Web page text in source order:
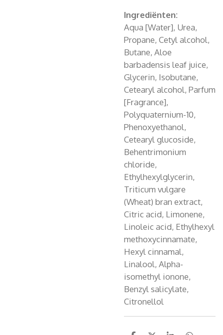
Ingrediënten:
Aqua [Water], Urea,
Propane, Cetyl alcohol,
Butane, Aloe
barbadensis leaf juice,
Glycerin, Isobutane,
Cetearyl alcohol, Parfum
[Fragrance],
Polyquaternium-10,
Phenoxyethanol,
Cetearyl glucoside,
Behentrimonium
chloride,
Ethylhexylglycerin,
Triticum vulgare
(Wheat) bran extract,
Citric acid, Limonene,
Linoleic acid, Ethylhexyl
methoxycinnamate,
Hexyl cinnamal,
Linalool, Alpha-
isomethyl ionone,
Benzyl salicylate,
Citronellol